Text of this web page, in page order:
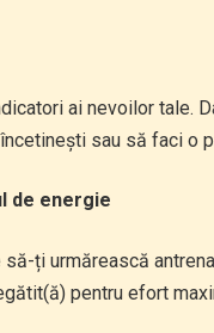
ai nevoilor tale.
sau să faci o
de energie
ți urmărească
pentru efort